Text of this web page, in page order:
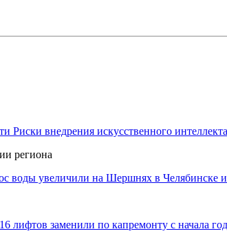
Риски внедрения искусственного
региона
воды увеличили на Шершнях в Челябинске
лифтов заменили по капремонту с начала